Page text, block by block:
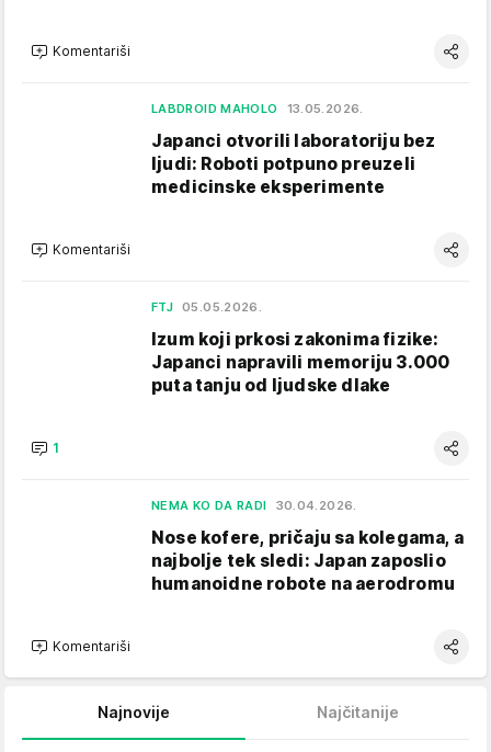
Komentariši
LABDROID MAHOLO 13.05.2026.
Japanci otvorili laboratoriju bez
ljudi: Roboti potpuno preuzeli
medicinske eksperimente
Komentariši
FTJ 05.05.2026.
Izum koji prkosi zakonima fizike:
Japanci napravili memoriju 3.000
puta tanju od ljudske dlake
1
NEMA KO DA RADI 30.04.2026.
Nose kofere, pričaju sa kolegama, a
najbolje tek sledi: Japan zaposlio
humanoidne robote na aerodromu
Komentariši
Najnovije Najčitanije